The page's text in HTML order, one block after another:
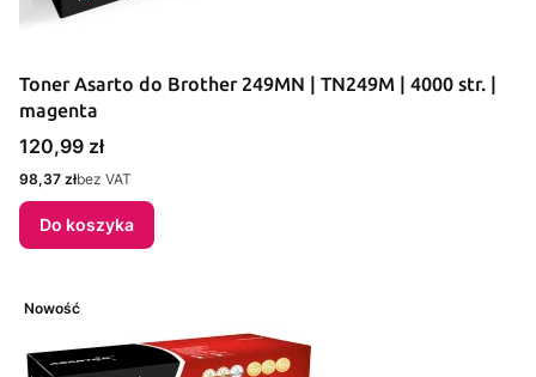
Toner Asarto do Brother 249MN | TN249M | 4000 str. |
magenta
Cena
120,99 zł
Cena
98,37 złbez VAT
Do koszyka
Nowość